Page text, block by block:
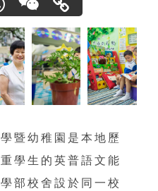
暨幼稚園是本地歷
學生的英普語文能
部校舍設於同一校